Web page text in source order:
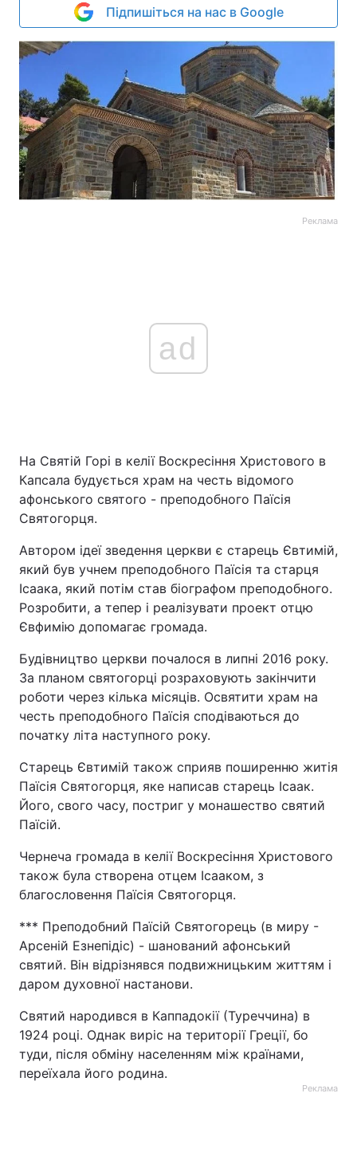
Підпишіться на нас в Google
Реклама
ad
На Святій Горі в келії Воскресіння Христового в
Капсала будується храм на честь відомого
афонського святого - преподобного Паїсія
Святогорця.
Автором ідеї зведення церкви є старець Євтимій,
який був учнем преподобного Паїсія та старця
Ісаака, який потім став біографом преподобного.
Розробити, а тепер і реалізувати проект отцю
Євфимію допомагає громада.
Будівництво церкви почалося в липні 2016 року.
За планом святогорці розраховують закінчити
роботи через кілька місяців. Освятити храм на
честь преподобного Паїсія сподіваються до
початку літа наступного року.
Старець Євтимій також сприяв поширенню житія
Паїсія Святогорця, яке написав старець Ісаак.
Його, свого часу, постриг у монашество святий
Паїсій.
Чернеча громада в келії Воскресіння Христового
також була створена отцем Ісааком, з
благословення Паїсія Святогорця.
*** Преподобний Паїсій Святогорець (в миру -
Арсеній Езнепідіс) - шанований афонський
святий. Він відрізнявся подвижницьким життям і
даром духовної настанови.
Святий народився в Каппадокії (Туреччина) в
1924 році. Однак виріс на території Греції, бо
туди, після обміну населенням між країнами,
переїхала його родина.
Реклама